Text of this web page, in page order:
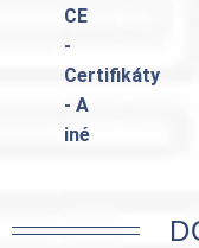
CE
-
Certifikáty
- A
iné